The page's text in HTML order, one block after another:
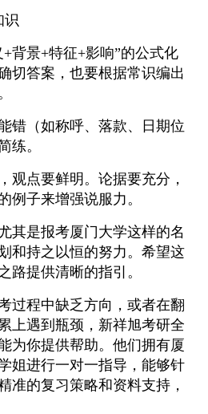
识
背景+特征+影响”的公式化
切答案，也要根据常识编出
错（如称呼、落款、日期位
练。
观点要鲜明。论据要充分，
例子来增强说服力。
其是报考厦门大学这样的名
和持之以恒的努力。希望这
路提供清晰的指引。
过程中缺乏方向，或者在翻
上遇到瓶颈，新祥旭考研全
为你提供帮助。他们拥有厦
姐进行一对一指导，能够针
准的复习策略和资料支持，